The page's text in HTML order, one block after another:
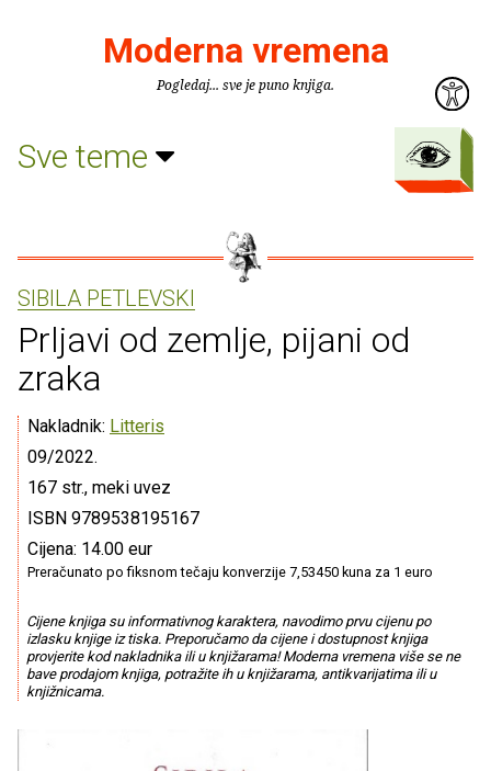
Moderna vremena
Pogledaj... sve je puno knjiga.
Sve teme
SIBILA PETLEVSKI
Prljavi od zemlje, pijani od
zraka
Nakladnik: Litteris
09/2022.
167 str., meki uvez
ISBN 9789538195167
Cijena: 14.00 eur
Preračunato po fiksnom tečaju konverzije 7,53450 kuna za 1 euro
Cijene knjiga su informativnog karaktera, navodimo prvu cijenu po
izlasku knjige iz tiska. Preporučamo da cijene i dostupnost knjiga
provjerite kod nakladnika ili u knjižarama! Moderna vremena više se ne
bave prodajom knjiga, potražite ih u knjižarama, antikvarijatima ili u
knjižnicama.